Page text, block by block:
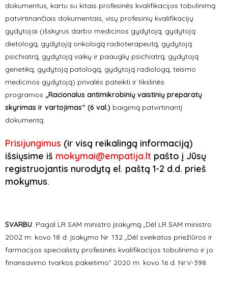
dokumentus, kartu su kitais profesinės kvalifikacijos tobulinimą
patvirtinančiais dokumentais, visų profesinių kvalifikacijų
gydytojai (išskyrus darbo medicinos gydytoją, gydytoją
dietologą, gydytoją onkologą radioterapeutą, gydytoją
psichiatrą, gydytoją vaikų ir paauglių psichiatrą, gydytoją
genetiką, gydytoją patologą, gydytoją radiologą, teismo
medicinos gydytoją) privalės pateikti ir tikslinės
programos „Racionalus antimikrobinių vaistinių preparatų
skyrimas ir vartojimas“ (6 val.) baigimą patvirtinantį
dokumentą.
Prisijungimus (ir visą reikalingą informaciją)
išsiųsime iš mokymai@empatija.lt pašto į Jūsų
registruojantis nurodytą el. paštą 1-2 d.d. prieš
mokymus.
SVARBU: Pagal LR SAM ministro įsakymą „Dėl LR SAM ministro
2002 m. kovo 18 d. įsakymo Nr. 132 „Dėl sveikatos priežiūros ir
farmacijos specialistų profesinės kvalifikacijos tobulinimo ir jo
finansavimo tvarkos pakeitimo” 2020 m. kovo 16 d. Nr.V-398.